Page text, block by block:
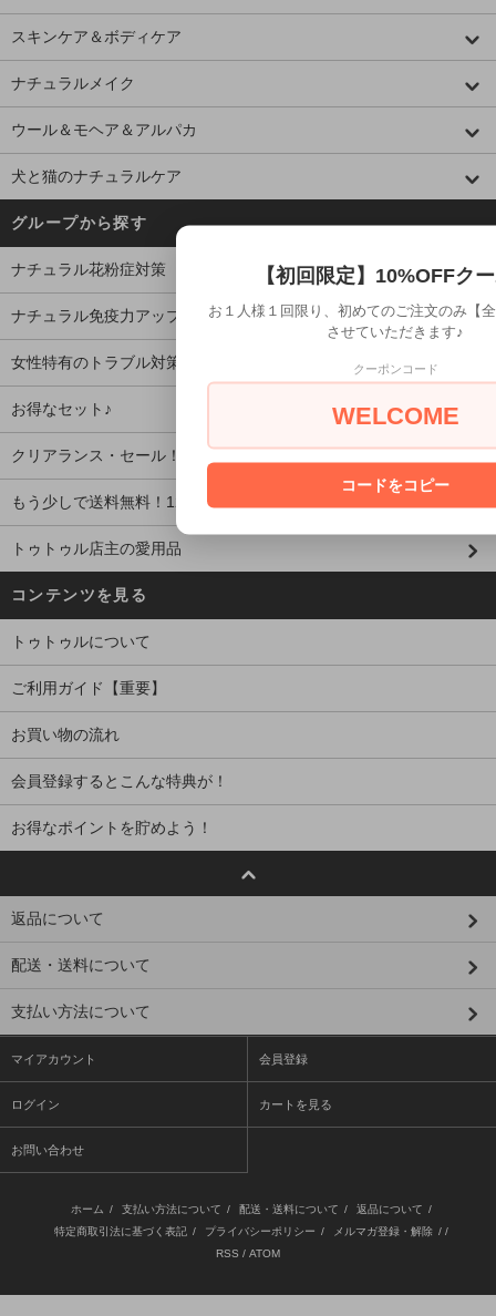
スキンケア＆ボディケア
ナチュラルメイク
ウール＆モヘア＆アルパカ
犬と猫のナチュラルケア
グループから探す
ナチュラル花粉症対策
ナチュラル免疫力アップ
女性特有のトラブル対策
お得なセット♪
クリアランス・セール！
もう少しで送料無料！1200円以下の商品
トゥトゥル店主の愛用品
コンテンツを見る
トゥトゥルについて
ご利用ガイド【重要】
お買い物の流れ
会員登録するとこんな特典が！
お得なポイントを貯めよう！
返品について
配送・送料について
支払い方法について
マイアカウント 会員登録
ログイン カートを見る
お問い合わせ
ホーム / 支払い方法について / 配送・送料について / 返品について /
特定商取引法に基づく表記 / プライバシーポリシー / メルマガ登録・解除 / /
RSS / ATOM
【初回限定】10%OFFク
お１人様１回限り、初めてのご注文のみ【
させていただきます♪
クーポンコード
WELCOME
コードをコピー